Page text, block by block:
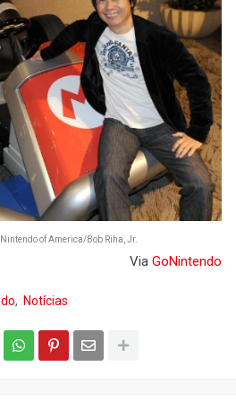
Nintendo of America/Bob Riha, Jr.
Via GoNintendo
Notícias